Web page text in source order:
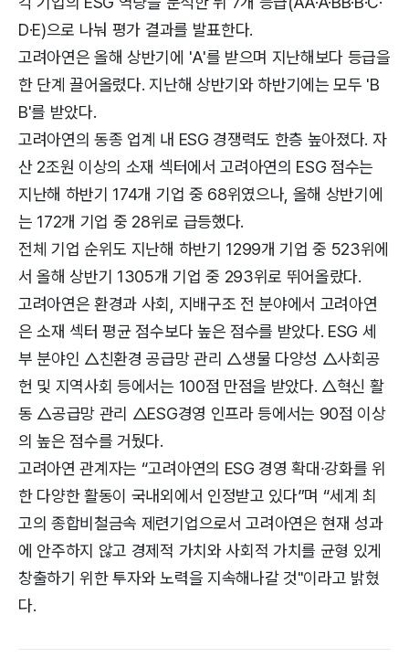
D·E)으로 나눠 평가 결과를 발표한다.
고려아연은 올해 상반기에 'A'를 받으며 지난해보다 등급을
한 단계 끌어올렸다. 지난해 상반기와 하반기에는 모두 'B
B'를 받았다.
고려아연의 동종 업계 내 ESG 경쟁력도 한층 높아졌다. 자
산 2조원 이상의 소재 섹터에서 고려아연의 ESG 점수는
지난해 하반기 174개 기업 중 68위였으나, 올해 상반기에
는 172개 기업 중 28위로 급등했다.
전체 기업 순위도 지난해 하반기 1299개 기업 중 523위에
서 올해 상반기 1305개 기업 중 293위로 뛰어올랐다.
고려아연은 환경과 사회, 지배구조 전 분야에서 고려아연
은 소재 섹터 평균 점수보다 높은 점수를 받았다. ESG 세
부 분야인 △친환경 공급망 관리 △생물 다양성 △사회공
헌 및 지역사회 등에서는 100점 만점을 받았다. △혁신 활
동 △공급망 관리 △ESG경영 인프라 등에서는 90점 이상
의 높은 점수를 거뒀다.
고려아연 관계자는 “고려아연의 ESG 경영 확대∙강화를 위
한 다양한 활동이 국내외에서 인정받고 있다”며 “세계 최
고의 종합비철금속 제련기업으로서 고려아연은 현재 성과
에 안주하지 않고 경제적 가치와 사회적 가치를 균형 있게
창출하기 위한 투자와 노력을 지속해나갈 것"이라고 밝혔
다.